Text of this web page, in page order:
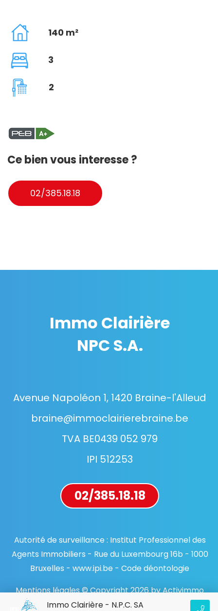
140 m²
3
2
Ce bien vous interesse ?
02/385.18.18
Immo Clairière - N.P.C. SA
Immo Clairière
NPC S.A.
Avenue Napoléon 1, 1420 Braine-l'Alleud
braine@immoclairierebraine.be
TVA BE0439 052 979
IPI 512253
02/385.18.18
Autorité de surveillance : Institut Professionnel des
Agents Immobiliers - Rue du Luxembourg 16b - 1000
Bruxelles - www.ipi.be - Code déontologie
Mentions légales © Copyright 2026 by Activimmo